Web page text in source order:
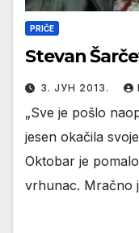
PRIČE
Stevan
3. ЈУН 2013.
„Sve je pošlo
jesen okačila
Oktobar je
vrhunac. Mračno